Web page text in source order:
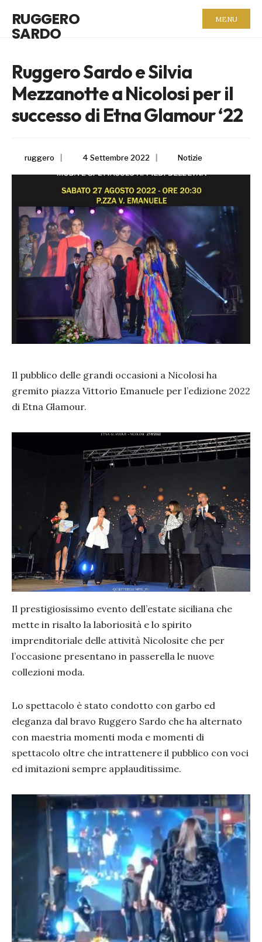
RUGGERO
SARDO
MENU
Ruggero Sardo e Silvia
Mezzanotte a Nicolosi per il
successo di Etna Glamour ‘22
ruggero 4 Settembre 2022 Notizie
Il pubblico delle grandi occasioni a Nicolosi ha
gremito piazza Vittorio Emanuele per l’edizione 2022
di Etna Glamour.
Il prestigiosissimo evento dell’estate siciliana che
mette in risalto la laboriosità e lo spirito
imprenditoriale delle attività Nicolosite che per
l’occasione presentano in passerella le nuove
collezioni moda.
Lo spettacolo è stato condotto con garbo ed
eleganza dal bravo Ruggero Sardo che ha alternato
con maestria momenti moda e momenti di
spettacolo oltre che intrattenere il pubblico con voci
ed imitazioni sempre applauditissime.